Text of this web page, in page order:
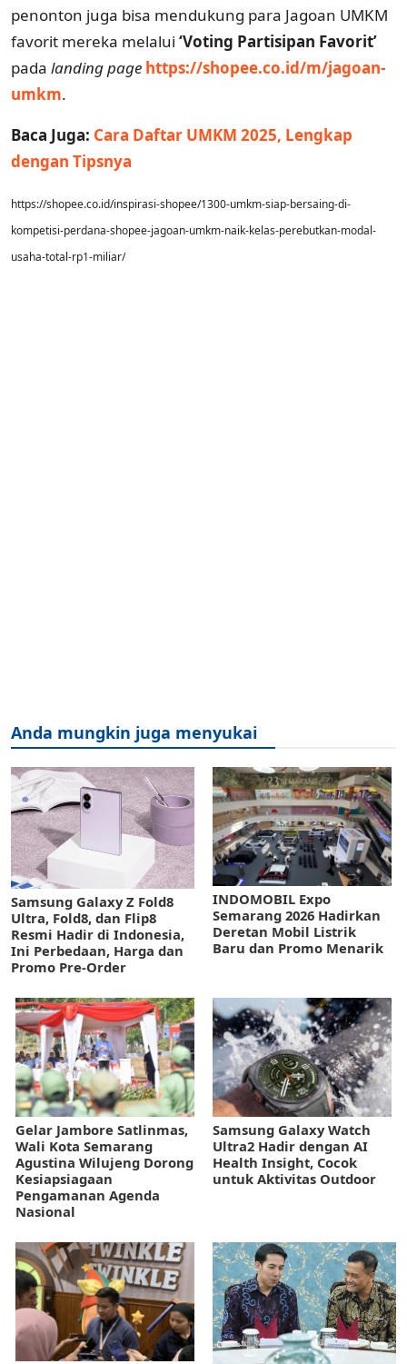
penonton juga bisa mendukung para Jagoan UMKM
favorit mereka melalui ‘Voting Partisipan Favorit’
pada landing page https://shopee.co.id/m/jagoan-
umkm.
Baca Juga: Cara Daftar UMKM 2025, Lengkap
dengan Tipsnya
https://shopee.co.id/inspirasi-shopee/1300-umkm-siap-bersaing-di-
kompetisi-perdana-shopee-jagoan-umkm-naik-kelas-perebutkan-modal-
usaha-total-rp1-miliar/
Anda mungkin juga menyukai
Samsung Galaxy Z Fold8
Ultra, Fold8, dan Flip8
Resmi Hadir di Indonesia,
Ini Perbedaan, Harga dan
Promo Pre-Order
INDOMOBIL Expo
Semarang 2026 Hadirkan
Deretan Mobil Listrik
Baru dan Promo Menarik
Gelar Jambore Satlinmas,
Wali Kota Semarang
Agustina Wilujeng Dorong
Kesiapsiagaan
Pengamanan Agenda
Nasional
Samsung Galaxy Watch
Ultra2 Hadir dengan AI
Health Insight, Cocok
untuk Aktivitas Outdoor